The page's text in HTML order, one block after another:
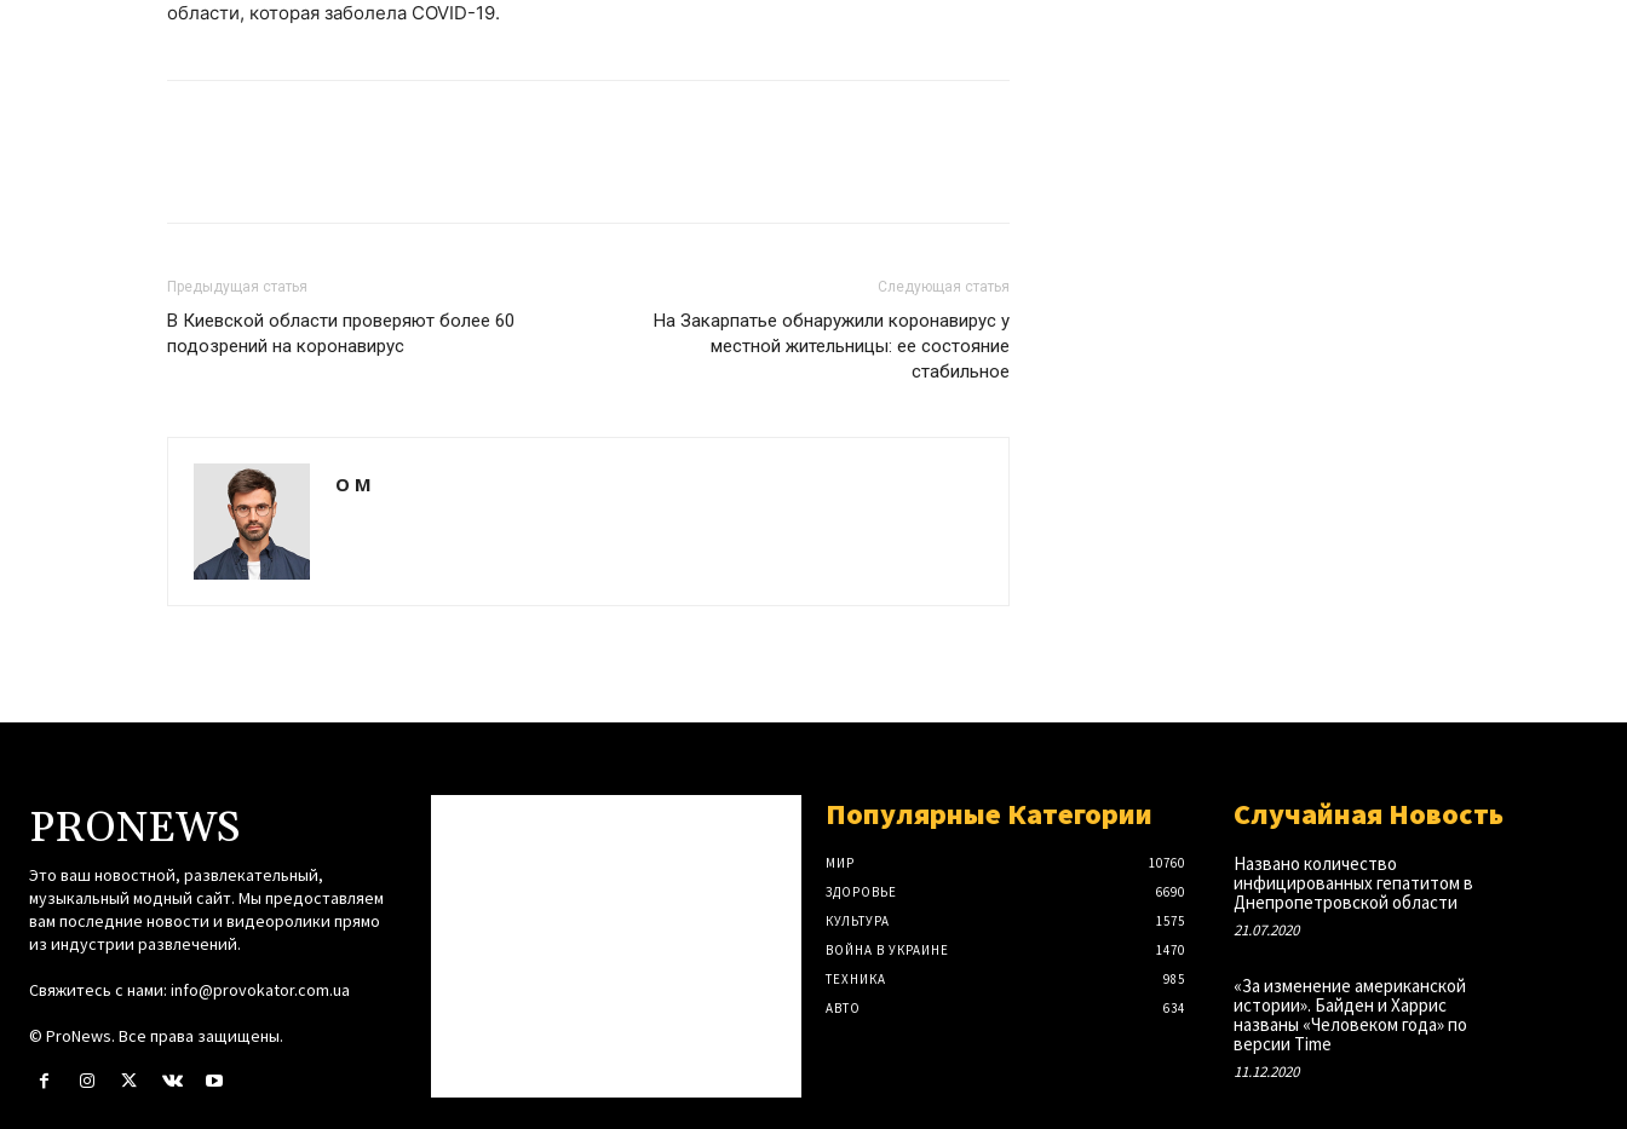
области, которая заболела COVID-19.
Предыдущая статья
В Киевской области проверяют более 60
подозрений на коронавирус
Следующая статья
На Закарпатье обнаружили коронавирус у
местной жительницы: ее состояние
стабильное
О М
PRONEWS
Это ваш новостной, развлекательный,
музыкальный модный сайт. Мы предоставляем
вам последние новости и видеоролики прямо
из индустрии развлечений.
Свяжитесь с нами: info@provokator.com.ua
© ProNews. Все права защищены.
Популярные Категории
МИР
10760
ЗДОРОВЬЕ
6690
КУЛЬТУРА
1575
ВОЙНА В УКРАИНЕ
1470
ТЕХНИКА
985
АВТО
634
Случайная Новость
Названо количество
инфицированных гепатитом в
Днепропетровской области
21.07.2020
«За изменение американской
истории». Байден и Харрис
названы «Человеком года» по
версии Time
11.12.2020